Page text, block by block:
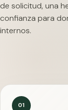
de solicitud, una
confianza para
internos.
01